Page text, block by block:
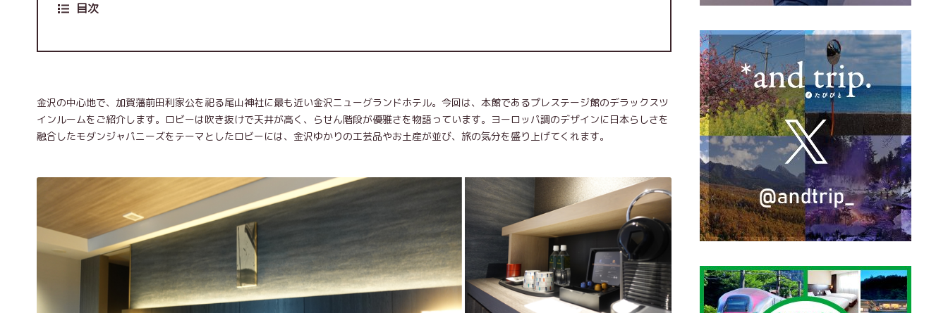
目次
金沢の中心地で、加賀藩前田利家公を祀る尾山神社に最も近い金沢ニューグランドホテル。今回は、本館であるプレステージ館のデラックスツ
インルームをご紹介します。ロビーは吹き抜けで天井が高く、らせん階段が優雅さを物語っています。ヨーロッパ調のデザインに日本らしさを
融合したモダンジャパニーズをテーマとしたロビーには、金沢ゆかりの工芸品やお土産が並び、旅の気分を盛り上げてくれます。